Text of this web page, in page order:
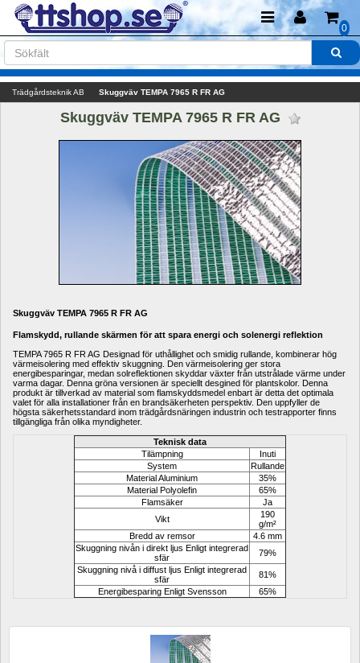
0
Trädgårdsteknik AB Skuggväv TEMPA 7965 R FR AG
Skuggväv TEMPA 7965 R FR AG
Skuggväv TEMPA 7965 R FR AG
Flamskydd, rullande skärmen för att spara energi och solenergi reflektion
TEMPA 7965 R FR AG Designad för uthållighet och smidig rullande kombinerar hög
värmeisolering med effektiv skuggning Den värmeisolering ger stora
energibesparingar, medan solreflektionen skyddar växter från utstrålade värme under
varma dagar. Denna gröna versionen är speciellt desgined för plantskolor. Denna
produkt är tillverkad av material som flamskyddsmedel enbart är detta det optimala
valet för alla installationer från en brandsäkerheten perspektiv. Den uppfyller de
högsta säkerhetsstandard inom trädgårdsnäringen industrin och testrapporter finns
tillgängliga från olika myndigheter.
Teknisk data
Tilämpning
Inuti
System
Rullande
Material Aluminium
35%
Material Polyolefin
65%
Flamsäker
Ja
Vikt
190
g/m²
Bredd av remsor
4.6 mm
Skuggning nivån i direkt ljus Enligt integrerad
sfär
79%
Skuggning nivå i diffust ljus Enligt integrerad
sfär
81%
Energibesparing Enligt Svensson
65%